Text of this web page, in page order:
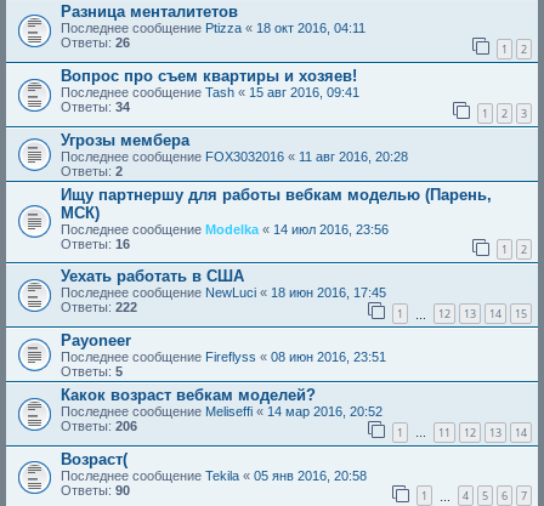
Разница менталитетов
Последнее сообщение Ptizza « 18 окт 2016, 04:11
Ответы: 26 1 2
Вопрос про съем квартиры и хозяев!
Последнее сообщение Tash « 15 авг 2016, 09:41
Ответы: 34 1 2 3
Угрозы мембера
Последнее сообщение FOX3032016 « 11 авг 2016, 20:28
Ответы: 2
Ищу партнершу для работы вебкам моделью (Парень,
МСК)
Последнее сообщение Modelka « 14 июл 2016, 23:56
Ответы: 16 1 2
Уехать работать в США
Последнее сообщение NewLuci « 18 июн 2016, 17:45
Ответы: 222 1 12 13 14 15
Payoneer
Последнее сообщение Fireflyss « 08 июн 2016, 23:51
Ответы: 5
Какок возраст вебкам моделей?
Последнее сообщение Meliseffi « 14 мар 2016, 20:52
Ответы: 206 1 … 11 12 13 14
Возраст(
Последнее сообщение Tekila « 05 янв 2016, 20:58
Ответы: 90 1 4 5 6 7